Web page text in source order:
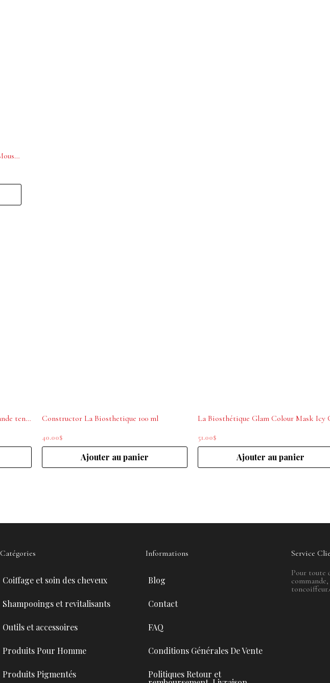
La Biosthetique Curl Controlling Mousse 100ml
La Biosthetique Formule Laque grande tenue 300 ml Constructor La Biosthetique 100 ml
40.00$
Ajouter au panier
51.00$
Ajouter au panier
Catégories
Coiffage et soin des cheveux
Shampooings et revitalisants
Outils et accessoires
Produits Pour Homme
Produits Pigmentés
Informations
Blog
Contact
FAQ
Conditions Générales De Vente
Politiques Retour et
Service
Pour toute